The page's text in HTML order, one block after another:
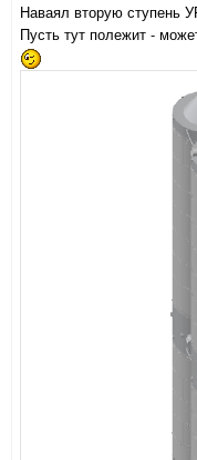
Наваял вторую ступень
Пусть тут полежит -